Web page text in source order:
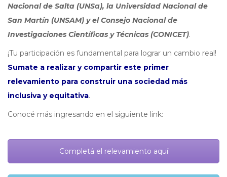
Nacional de Salta (UNSa), la Universidad Nacional de
San Martín (UNSAM) y el Consejo Nacional de
Investigaciones Científicas y Técnicas (CONICET).
¡Tu participación es fundamental para lograr un cambio real!
Sumate a realizar y compartir este primer
relevamiento para construir una sociedad más
inclusiva y equitativa.
Conocé más ingresando en el siguiente link:
Completá el relevamiento aquí